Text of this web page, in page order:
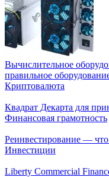
Вычислительное
правильное
Криптовалюта
Квадрат Декарта для
Финансовая грамотность
Реинвестирование —
Инвестиции
Liberty Commercial